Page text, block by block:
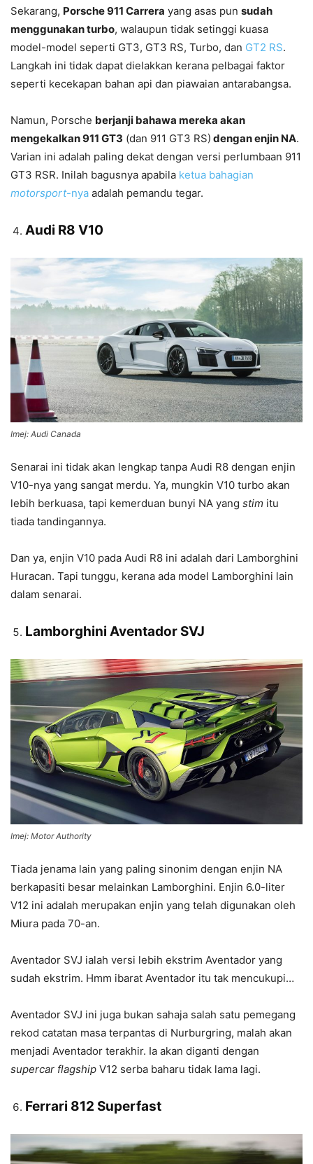
Sekarang, Porsche 911 Carrera yang asas pun sudah
menggunakan turbo, walaupun tidak setinggi kuasa
model-model seperti GT3, GT3 RS, Turbo, dan GT2 RS.
Langkah ini tidak dapat dielakkan kerana pelbagai faktor
seperti kecekapan bahan api dan piawaian antarabangsa.
Namun, Porsche berjanji bahawa mereka akan
mengekalkan 911 GT3 (dan 911 GT3 RS) dengan enjin NA.
Varian ini adalah paling dekat dengan versi perlumbaan 911
GT3 RSR. Inilah bagusnya apabila ketua bahagian
motorsport-nya adalah pemandu tegar.
Audi R8 V10
Imej: Audi Canada
Senarai ini tidak akan lengkap tanpa Audi R8 dengan enjin
V10-nya yang sangat merdu. Ya, mungkin V10 turbo akan
lebih berkuasa, tapi kemerduan bunyi NA yang stim itu
tiada tandingannya.
Dan ya, enjin V10 pada Audi R8 ini adalah dari Lamborghini
Huracan. Tapi tunggu, kerana ada model Lamborghini lain
dalam senarai.
Lamborghini Aventador SVJ
Imej: Motor Authority
Tiada jenama lain yang paling sinonim dengan enjin NA
berkapasiti besar melainkan Lamborghini. Enjin 6.0-liter
V12 ini adalah merupakan enjin yang telah digunakan oleh
Miura pada 70-an.
Aventador SVJ ialah versi lebih ekstrim Aventador yang
sudah ekstrim. Hmm ibarat Aventador itu tak mencukupi…
Aventador SVJ ini juga bukan sahaja salah satu pemegang
rekod catatan masa terpantas di Nurburgring, malah akan
menjadi Aventador terakhir. Ia akan diganti dengan
supercar flagship V12 serba baharu tidak lama lagi.
Ferrari 812 Superfast